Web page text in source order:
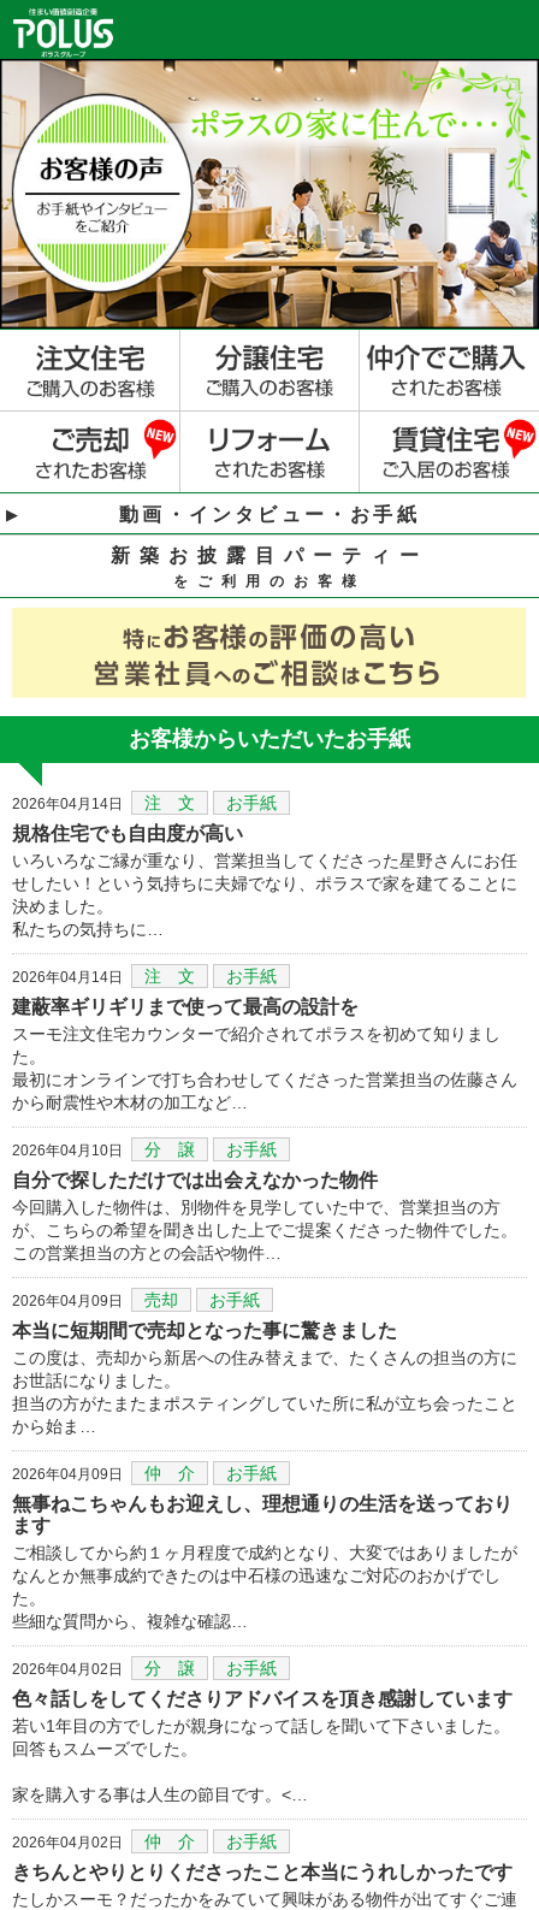
動画・インタビュー・お手紙
新築お披露目パーティー
をご利用のお客様
お客様からいただいたお手紙
2026年04月14日 注 文 お手紙
規格住宅でも自由度が高い
いろいろなご縁が重なり、営業担当してくださった星野さんにお任
せしたい！という気持ちに夫婦でなり、ポラスで家を建てることに
決めました。
私たちの気持ちに…
2026年04月14日 注 文 お手紙
建蔽率ギリギリまで使って最高の設計を
スーモ注文住宅カウンターで紹介されてポラスを初めて知りまし
た。
最初にオンラインで打ち合わせしてくださった営業担当の佐藤さん
から耐震性や木材の加工など…
2026年04月10日 分 譲 お手紙
自分で探しただけでは出会えなかった物件
今回購入した物件は、別物件を見学していた中で、営業担当の方
が、こちらの希望を聞き出した上でご提案くださった物件でした。
この営業担当の方との会話や物件…
2026年04月09日 売却 お手紙
本当に短期間で売却となった事に驚きました
この度は、売却から新居への住み替えまで、たくさんの担当の方に
お世話になりました。
担当の方がたまたまポスティングしていた所に私が立ち会ったこと
から始ま…
2026年04月09日 仲 介 お手紙
無事ねこちゃんもお迎えし、理想通りの生活を送っており
ます
ご相談してから約１ヶ月程度で成約となり、大変ではありましたが
なんとか無事成約できたのは中石様の迅速なご対応のおかげでし
た。
些細な質問から、複雑な確認…
2026年04月02日 分 譲 お手紙
色々話しをしてくださりアドバイスを頂き感謝しています
若い1年目の方でしたが親身になって話しを聞いて下さいました。
回答もスムーズでした。
家を購入する事は人生の節目です。<…
2026年04月02日 仲 介 お手紙
きちんとやりとりくださったこと本当にうれしかったです
たしかスーモ？だったかをみていて興味がある物件が出てすぐご連